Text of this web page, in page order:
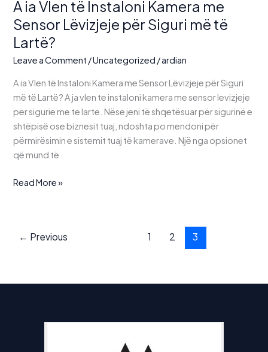
A ia Vlen të Instaloni Kamera me
Sensor Lëvizjeje për Siguri më të
Lartë?
Leave a Comment /Uncategorized /ardian
A ia Vlen të Instaloni Kamera me Sensor Lëvizjeje për Siguri
më të Lartë? A ja vlen te instaloni kamera me sensor levizjeje
per sigurie me te larte. Nëse jeni të shqetësuar për sigurinë e
shtëpisë ose biznesit tuaj, ndoshta po mendoni për
përmirësimin e sistemit tuaj të kamerave. Një nga opsionet
që mund të
A
Instaloni
Sensor
Read More »
← Previous 1 2 3